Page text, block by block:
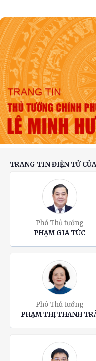
Phát biểu của
Hội nghị Ngoại
Chuyển biến
đối ngoại Đảng
TRANG TIN ĐIỆN TỬ
Phó Thủ tướng
PHẠM GIA TÚC
Phó Thủ tướng
PHẠM THỊ THANH